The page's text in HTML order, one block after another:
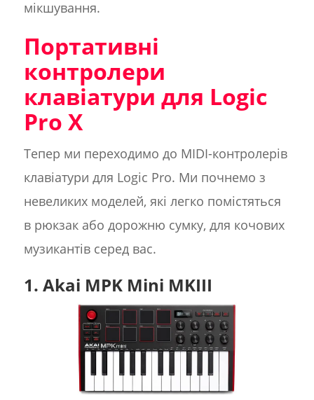
мікшування.
Портативні
контролери
клавіатури для Logic
Pro X
Тепер ми переходимо до MIDI-контролерів
клавіатури для Logic Pro. Ми почнемо з
невеликих моделей, які легко помістяться
в рюкзак або дорожню сумку, для кочових
музикантів серед вас.
1. Akai MPK Mini MKIII